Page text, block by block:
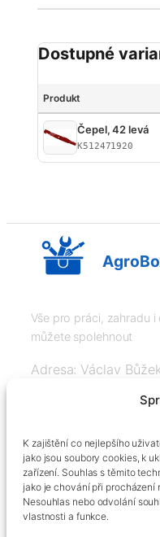
K zajištění co nejlepšího
jako jsou soubory cookies, k
zařízení. Souhlas s těmito
jako je chování při procházení
Nesouhlas nebo odvolání
vlastnosti a funkce.
Dostupné
Produkt
Čepel, 42 levá
K512471920
Vše pro práci, zahradu
můžete spolehnout
Adresa: Václav
+420606334248,